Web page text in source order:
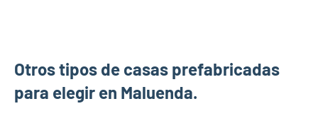
Otros tipos de casas prefabricadas
para elegir en Maluenda.